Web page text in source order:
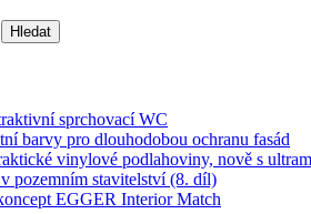
sprchovací WC
pro dlouhodobou ochranu fasád
vinylové podlahoviny, nově s
pozemním stavitelství (8. díl)
EGGER Interior Match